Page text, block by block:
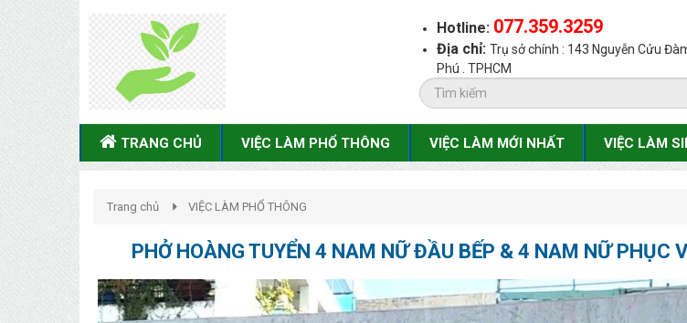
Hotline: 077.359.3259
Địa chỉ: Trụ sở chính : 143 Nguyễn Cửu
Phú . TPHCM
TRANG CHỦ VIỆC LÀM PHỔ THÔNG VIỆC LÀM MỚI NHẤT VIỆC LÀM
Trang chủ VIỆC LÀM PHỔ THÔNG
PHỞ HOÀNG TUYỂN 4 NAM NỮ ĐẦU BẾP & 4 NAM NỮ PHỤC